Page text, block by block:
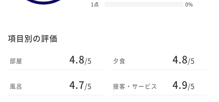
1点
0%
項目別の評価
部屋 4.8/5
風呂 4.7/5
夕食 4.8/5
接客・サービス 4.9/5